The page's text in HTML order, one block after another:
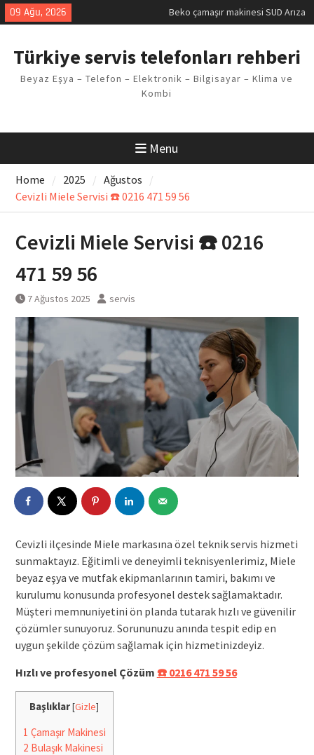
Skip
to
09 Ağu, 2026
Demirdöküm buzdolabı E1 Arıza
Arızası Çözümü
E02 Arıza Kodu Regal kombi
Sorunu
Türkiye servis telefonları rehberi
Beyaz Eşya – Telefon – Elektronik – Bilgisayar – Klima ve
Kombi
Menu
Home 2025
Ağustos
Cevizli Miele Servisi ☎️ 0216 471 59 56
Cevizli Miele Servisi ☎️ 0216
471 59 56
7 Ağustos 2025 servis
Cevizli ilçesinde Miele markasına özel teknik servis hizmeti
sunmaktayız. Eğitimli ve deneyimli teknisyenlerimiz, Miele
beyaz eşya ve mutfak ekipmanlarının tamiri, bakımı ve
kurulumu konusunda profesyonel destek sağlamaktadır.
Müşteri memnuniyetini ön planda tutarak hızlı ve güvenilir
çözümler sunuyoruz. Sorununuzu anında tespit edip en
uygun şekilde çözüm sağlamak için hizmetinizdeyiz.
Hızlı ve profesyonel Çözüm ☎️ 0216 471 59 56
Başlıklar[Gizle]
1 Çamaşır Makinesi
2 Bulaşık Makinesi